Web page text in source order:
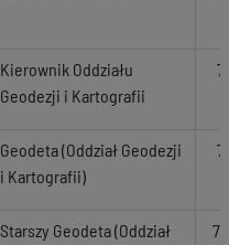
Kierownik Oddziału
Geodezji i Kartografii
7
Geodeta (Oddział Geodezji
i Kartografii)
7
Starszy Geodeta (Oddział
7A